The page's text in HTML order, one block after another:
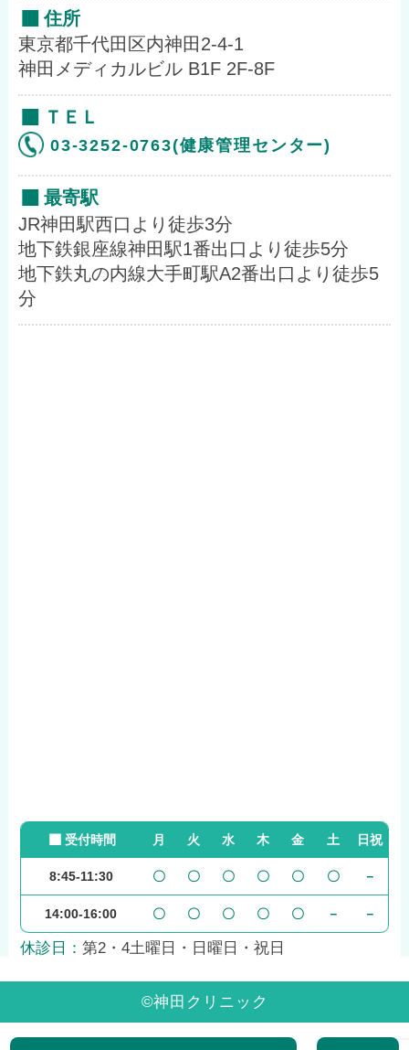
住所
東京都千代田区内神田2-4-1
神田メディカルビル B1F 2F-8F
ＴＥＬ
03-3252-0763(健康管理センター)
最寄駅
JR神田駅西口より徒歩3分
地下鉄銀座線神田駅1番出口より徒歩5分
地下鉄丸の内線大手町駅A2番出口より徒歩5
分
休診日： 第2・4土曜日・日曜日・祝日
受付時間 月 火 水 木 金 土 日祝
8:45-11:30 〇 〇 〇 〇 〇 〇 －
14:00-16:00 〇 〇 〇 〇 〇 － －
©神田クリニック